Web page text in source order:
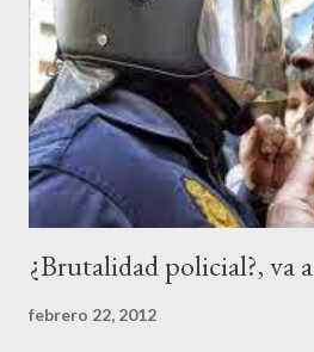
c
o
m
e
n
t
i¿Brutalidad policial?, va
febrero 22, 2012